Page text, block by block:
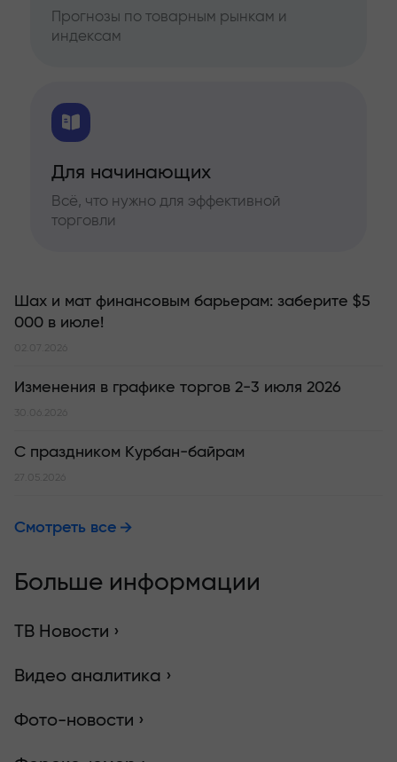
Прогнозы по товарным рынкам и
индексам
Для начинающих
Всё, что нужно для эффективной
торговли
Шах и мат финансовым барьерам: заберите $5
000 в июле!
02.07.2026
Изменения в графике торгов 2-3 июля 2026
30.06.2026
С праздником Курбан-байрам
27.05.2026
Смотреть все
Больше информации
ТВ Новости ›
Видео аналитика ›
Фото-новости ›